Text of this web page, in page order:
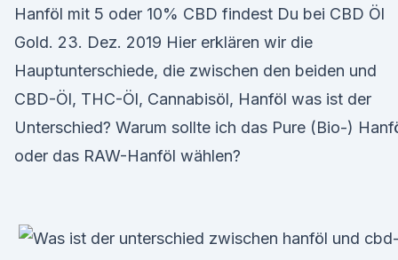
Hanföl mit 5 oder 10% CBD findest Du bei CBD Öl
Gold. 23. Dez. 2019 Hier erklären wir die
Hauptunterschiede, die zwischen den beiden und
CBD-Öl, THC-Öl, Cannabisöl, Hanföl was ist der
Unterschied? Warum sollte ich das Pure (Bio-)
oder das RAW-Hanföl wählen?